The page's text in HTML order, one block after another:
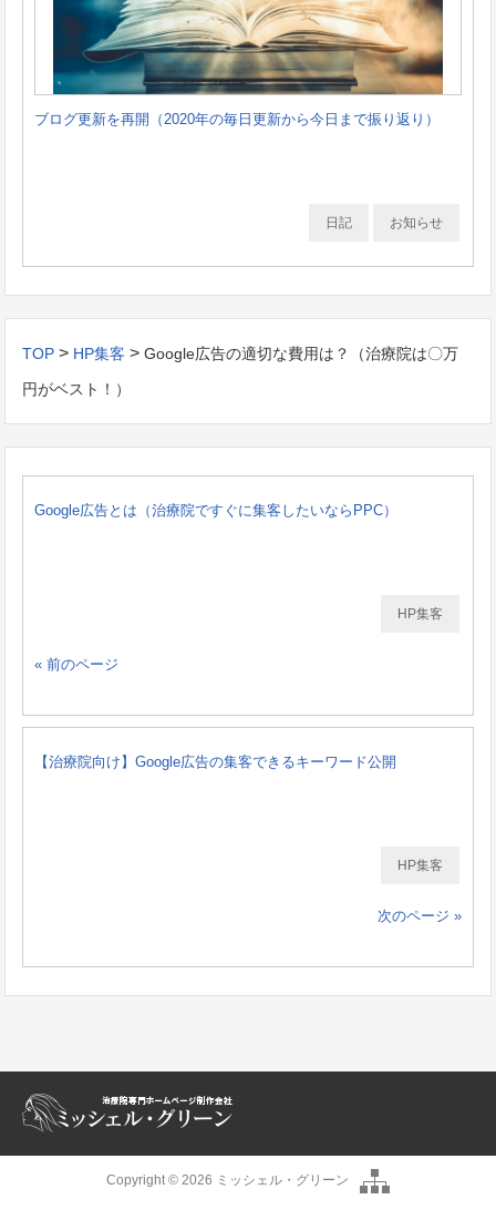
ブログ更新を再開（2020年の毎日更新から今日まで振り返り）
お知らせ
日記
TOP > HP集客 >Google広告の適切な費用は？（治療院は〇万
円がベスト！）
Google広告とは（治療院ですぐに集客したいならPPC）
HP集客
« 前のページ
【治療院向け】Google広告の集客できるキーワード公開
HP集客
次のページ »
Copyright © 2026 ミッシェル・グリーン